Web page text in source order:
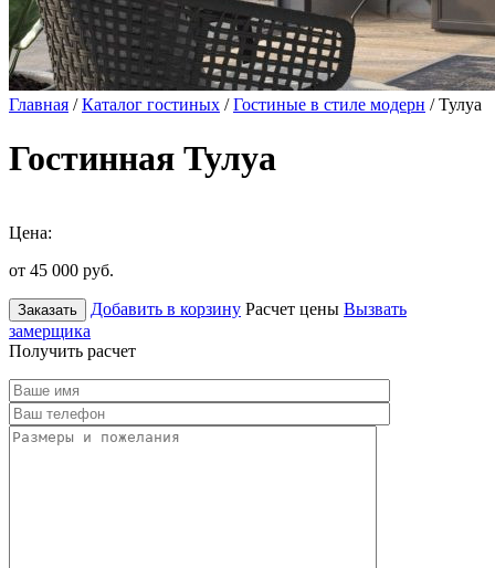
Главная /Каталог гостиных /Гостиные в стиле модерн / Тулуа
Гостинная Тулуа
Цена:
от 45 000 руб.
Заказать Добавить в корзину Расчет цены Вызвать
замерщика
Получить расчет